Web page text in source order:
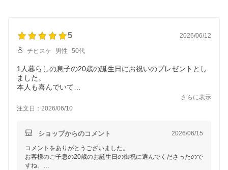
5 2026/06/12
チヒスケ 男性 50代
1人暮らしの息子の20歳の誕生日にお祝いのプレゼントとし
ました。
本人も喜んでいて
ハイボールの作り方などの冊子等細かい事は聞いてはいない
さらに表示
注文日：2026/06/10
ショップからのコメント 2026/06/15
コメントをありがとうございました。
お客様のご子息の20歳のお誕生日の御祝に選んでくださったので
すね。